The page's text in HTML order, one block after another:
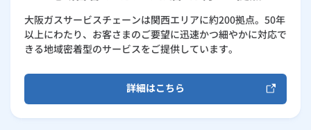
大阪ガスサービスチェーンは関西エリアに約200拠点。50年
以上にわたり、お客さまのご要望に迅速かつ細やかに対応で
きる地域密着型のサービスをご提供しています。
詳細はこちら